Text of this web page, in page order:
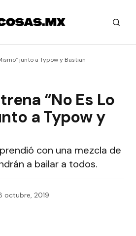
junto a Typow y Bastian
“No Es Lo
a Typow y
con una mezcla de
a bailar a todos.
octubre, 2019